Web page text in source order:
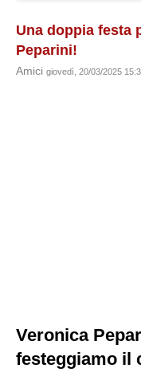
Una doppia festa
Peparini!
Amici giovedì, 20/03/2025
Veronica
festeggiamo il